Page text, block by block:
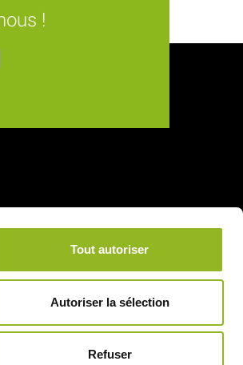
Tout autoriser
Autoriser la sélection
Refuser
!